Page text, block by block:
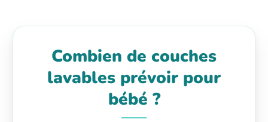
Combien de couches
lavables prévoir pour
bébé ?